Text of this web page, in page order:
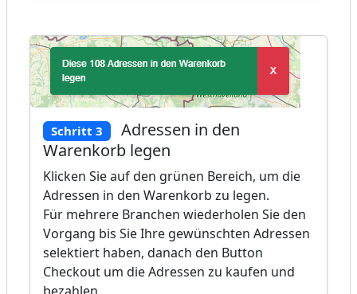
Schritt 3
Adressen in den
Warenkorb legen
Klicken Sie auf den grünen Bereich, um die
Adressen in den Warenkorb zu legen.
Für mehrere Branchen wiederholen Sie den
Vorgang bis Sie Ihre gewünschten Adressen
selektiert haben, danach den Button
Checkout um die Adressen zu kaufen und